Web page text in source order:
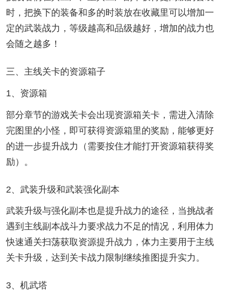
时，把换下的装备和多的时装放在收藏里可以增加一
定的武装战力，等级越高和品级越好，增加的战力也
会随之越多！
三、主线关卡的资源箱子
1、资源箱
部分章节的游戏关卡会出现资源箱关卡，需进入清除
完图里的小怪，即可获得资源箱里的奖励，能够更好
的进一步提升战力（需要按住才能打开资源箱获得奖
励）。
2、武装升级和武装强化副本
武装升级与强化副本也是提升战力的途径，当挑战者
遇到主线副本战斗力要求战力不足的情况，利用体力
快速通关扫荡获取资源提升战力，体力主要用于主线
关卡升级，达到关卡战力限制继续推图提升实力。
3、机武塔